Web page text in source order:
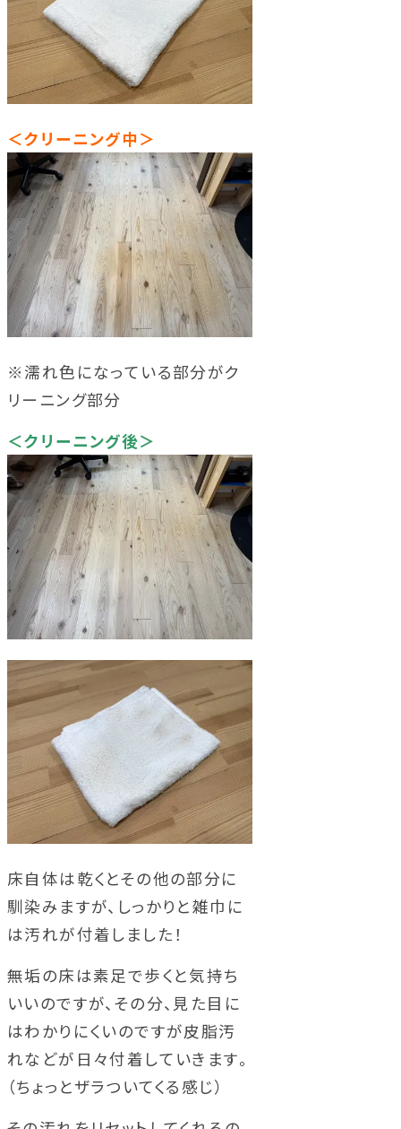
＜クリーニング中＞
※濡れ色になっている部分がク
リーニング部分
＜クリーニング後＞
床自体は乾くとその他の部分に
馴染みますが、しっかりと雑巾に
は汚れが付着しました！
無垢の床は素足で歩くと気持ち
いいのですが、その分、見た目に
はわかりにくいのですが皮脂汚
れなどが日々付着していきます。
（ちょっとザラついてくる感じ）